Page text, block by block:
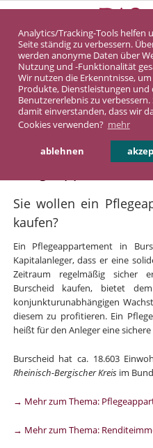
Analytics/Tracking-Tools helfen
Seite ständig zu verbessern.
werden anonyme Daten über
Nutzung und -Funktionalität
Wir nutzen die Erkenntnisse,
Produkte, Dienstleistungen und
Benutzererlebnis zu verbessern.
damit einverstanden, dass wir
Cookies verwenden? mehr
ablehnen
DASINVEST Service
Sie wollen ein
kaufen?
Ein Pflegeappartement in
Kapitalanleger, dass er eine
Zeitraum regelmäßig sicher
Burscheid kaufen, bietet
konjunkturunabhängigen
diesem zu profitieren. Ein
heißt für den Anleger eine
Burscheid hat ca. 18.603
Rheinisch-Bergischer Kreisim
→ Mehr zum Thema:
→ Mehr zum Thema: